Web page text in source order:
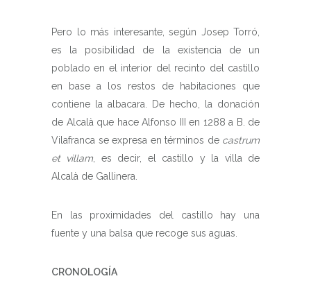
Pero lo más interesante, según Josep Torró,
es la posibilidad de la existencia de un
poblado en el interior del recinto del castillo
en base a los restos de habitaciones que
contiene la albacara. De hecho, la donación
de Alcalà que hace Alfonso III en 1288 a B. de
Vilafranca se expresa en términos de castrum
et villam , es decir, el castillo y la villa de
Alcalà de Gallinera.
En las proximidades del castillo hay una
fuente y una balsa que recoge sus aguas.
CRONOLOGÍA